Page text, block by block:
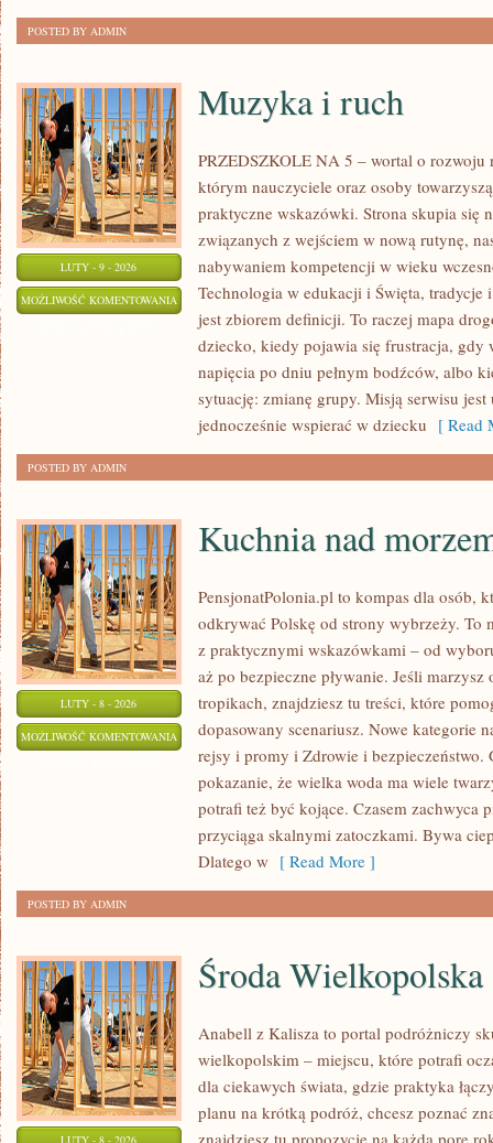
POSTED BY ADMIN
LUTY - 9 - 2026
MOŻLIWOŚĆ KOMENTOWANIA MUZYKA
RUCH
Muzyka i ruch
PRZEDSZKOLE NA 5 – wortal o rozwoju
którym nauczyciele oraz osoby
praktyczne wskazówki. Strona skupia się
związanych z wejściem w nową rutynę,
nabywaniem kompetencji w wieku
Technologia w edukacji i Święta, tradycje
jest zbiorem definicji. To raczej mapa
dziecko, kiedy pojawia się frustracja, gdy
napięcia po dniu pełnym bodźców, albo
sytuację: zmianę grupy. Misją serwisu
jednocześnie wspierać w dziecku [ Read
POSTED BY ADMIN
LUTY - 8 - 2026
MOŻLIWOŚĆ KOMENTOWANIA KUCHNIA
NAD
MORZEM
Kuchnia nad
PensjonatPolonia.pl to kompas dla osób,
odkrywać Polskę od strony wybrzeży. To
z praktycznymi wskazówkami – od
aż po bezpieczne pływanie. Jeśli
tropikach, znajdziesz tu treści, które
dopasowany scenariusz. Nowe kategorie
rejsy i promy i Zdrowie i bezpieczeństwo.
pokazanie, że wielka woda ma wiele
potrafi też być kojące. Czasem zachwyca
przyciąga skalnymi zatoczkami. Bywa
Dlatego w [ Read More ]
POSTED BY ADMIN
LUTY - 8 - 2026
Środa Wielkopolska
Anabell z Kalisza to portal podróżniczy
wielkopolskim – miejscu, które potrafi
dla ciekawych świata, gdzie praktyka
planu na krótką podróż, chcesz poznać
znajdziesz tu propozycje na każdą porę